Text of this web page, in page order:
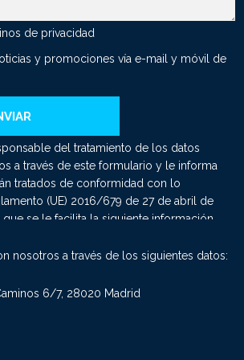
de privacidad
y promociones vía e-mail y móvil de
del tratamiento de los datos
a través de este formulario y le informa
tratados de conformidad con lo
(UE) 2016/679 de 27 de abril de
que se le facilita la siguiente información
de comunicaciones sobre nuestros
exista un interés mutuo para mantener
y cuando ya no sea necesario para tal fin,
de seguridad adecuadas para
de los datos o la destrucción
nosotros a través de los siguientes datos:
6/7, 28020 Madrid